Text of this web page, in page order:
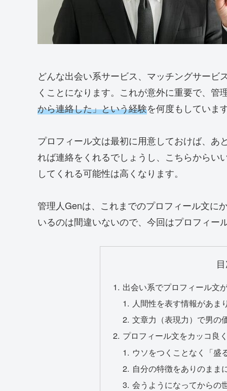
どんな出会い系サービス、マッチングサー
くことになります。これが意外に重要で、管
から連絡した」という経験を何度もしていま
プロフィール文は最初に用意しておけば、あ
れば連絡をくれるでしょうし、こちらからい
してくれる可能性は高くなります。
管理人Genは、これまでのプロフィール文に
いるのは間違いないので、今回はプロフィー
出会い系でプロフィール文
人間性を表す情報があま
文章力（表現力）で男の
プロフィール文をカッコ良
ウソをつくことなく「盛
自分の特徴をありのまま
会うようになってからの